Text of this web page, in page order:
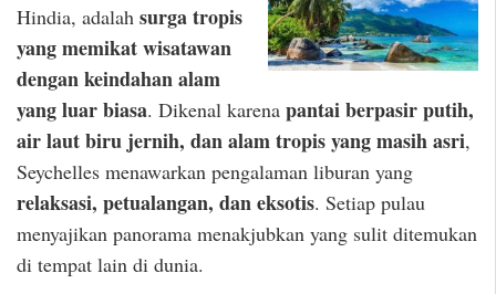
Hindia, adalah surga tropis
yang memikat wisatawan
dengan keindahan alam
yang luar biasa. Dikenal karena pantai berpasir putih,
air laut biru jernih, dan alam tropis yang masih asri,
Seychelles menawarkan pengalaman liburan yang
relaksasi, petualangan, dan eksotis. Setiap pulau
menyajikan panorama menakjubkan yang sulit ditemukan
di tempat lain di dunia.